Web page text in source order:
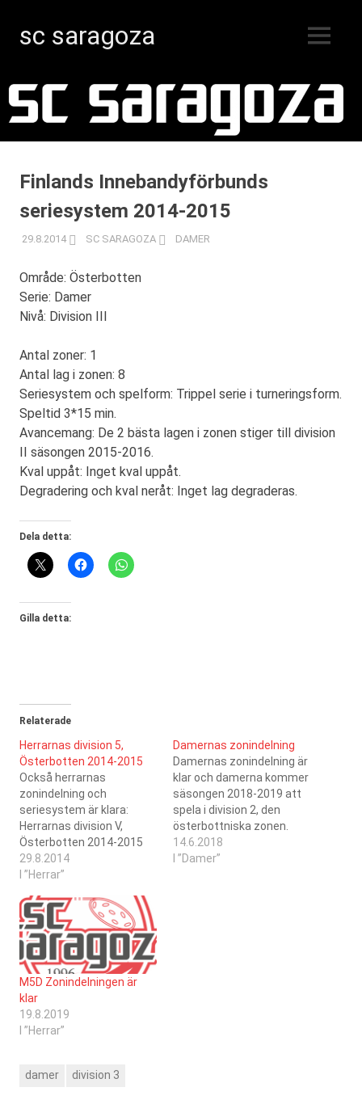
innehåll
sc saragoza
Kristinestad
sedan
MENY
Finlands Innebandyförbunds
seriesystem 2014-2015
29.8.2014 SC SARAGOZA DAMER
Område: Österbotten
Serie: Damer
Nivå: Division III
Antal zoner: 1
Antal lag i zonen: 8
Seriesystem och spelform: Trippel serie i turneringsform.
Speltid 3*15 min.
Avancemang: De 2 bästa lagen i zonen stiger till division
II säsongen 2015-2016.
Kval uppåt: Inget kval uppåt.
Degradering och kval neråt: Inget lag degraderas.
Dela detta:
Gilla detta:
Relaterade
Herrarnas division 5,
Österbotten 2014-2015
Också herrarnas
zonindelning och
seriesystem är klara:
Herrarnas division V,
Österbotten 2014-2015
Serie: MDivision: 5Zon: 38
Förening, lag och
JurvaHonkajoen Seudun
Urheilijat, HSU,
HonkajokiIlmajoen
Salibandy, ISB III,
IlmajokiKauhajoen Karhu,
SB Kauhajoki II,
KauhajokiKurikan Ryhti,
KuRy, KurikkaSC Saragoza,
SCS, Kristinestad Antal
zonerna: 6-
29.8.2014
I ”Herrar”
Damernas zonindelning
Damernas zonindelning är
klar och damerna kommer
säsongen 2018-2019 att
spela i division 2, den
österbottniska zonen.
Lagen i zonen är:Jeppis
FBCSPVSC
14.6.2018
I ”Damer”
M5D Zonindelningen är
klar
19.8.2019
I ”Herrar”
damer division 3